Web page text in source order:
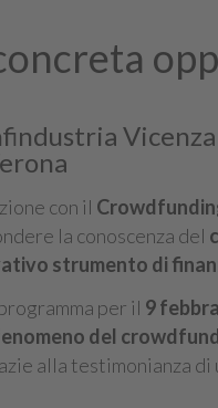
con il
la conoscenza del
strumento di
per il 9
del
alla testimonianza di